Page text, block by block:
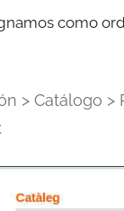
como
> Catálogo